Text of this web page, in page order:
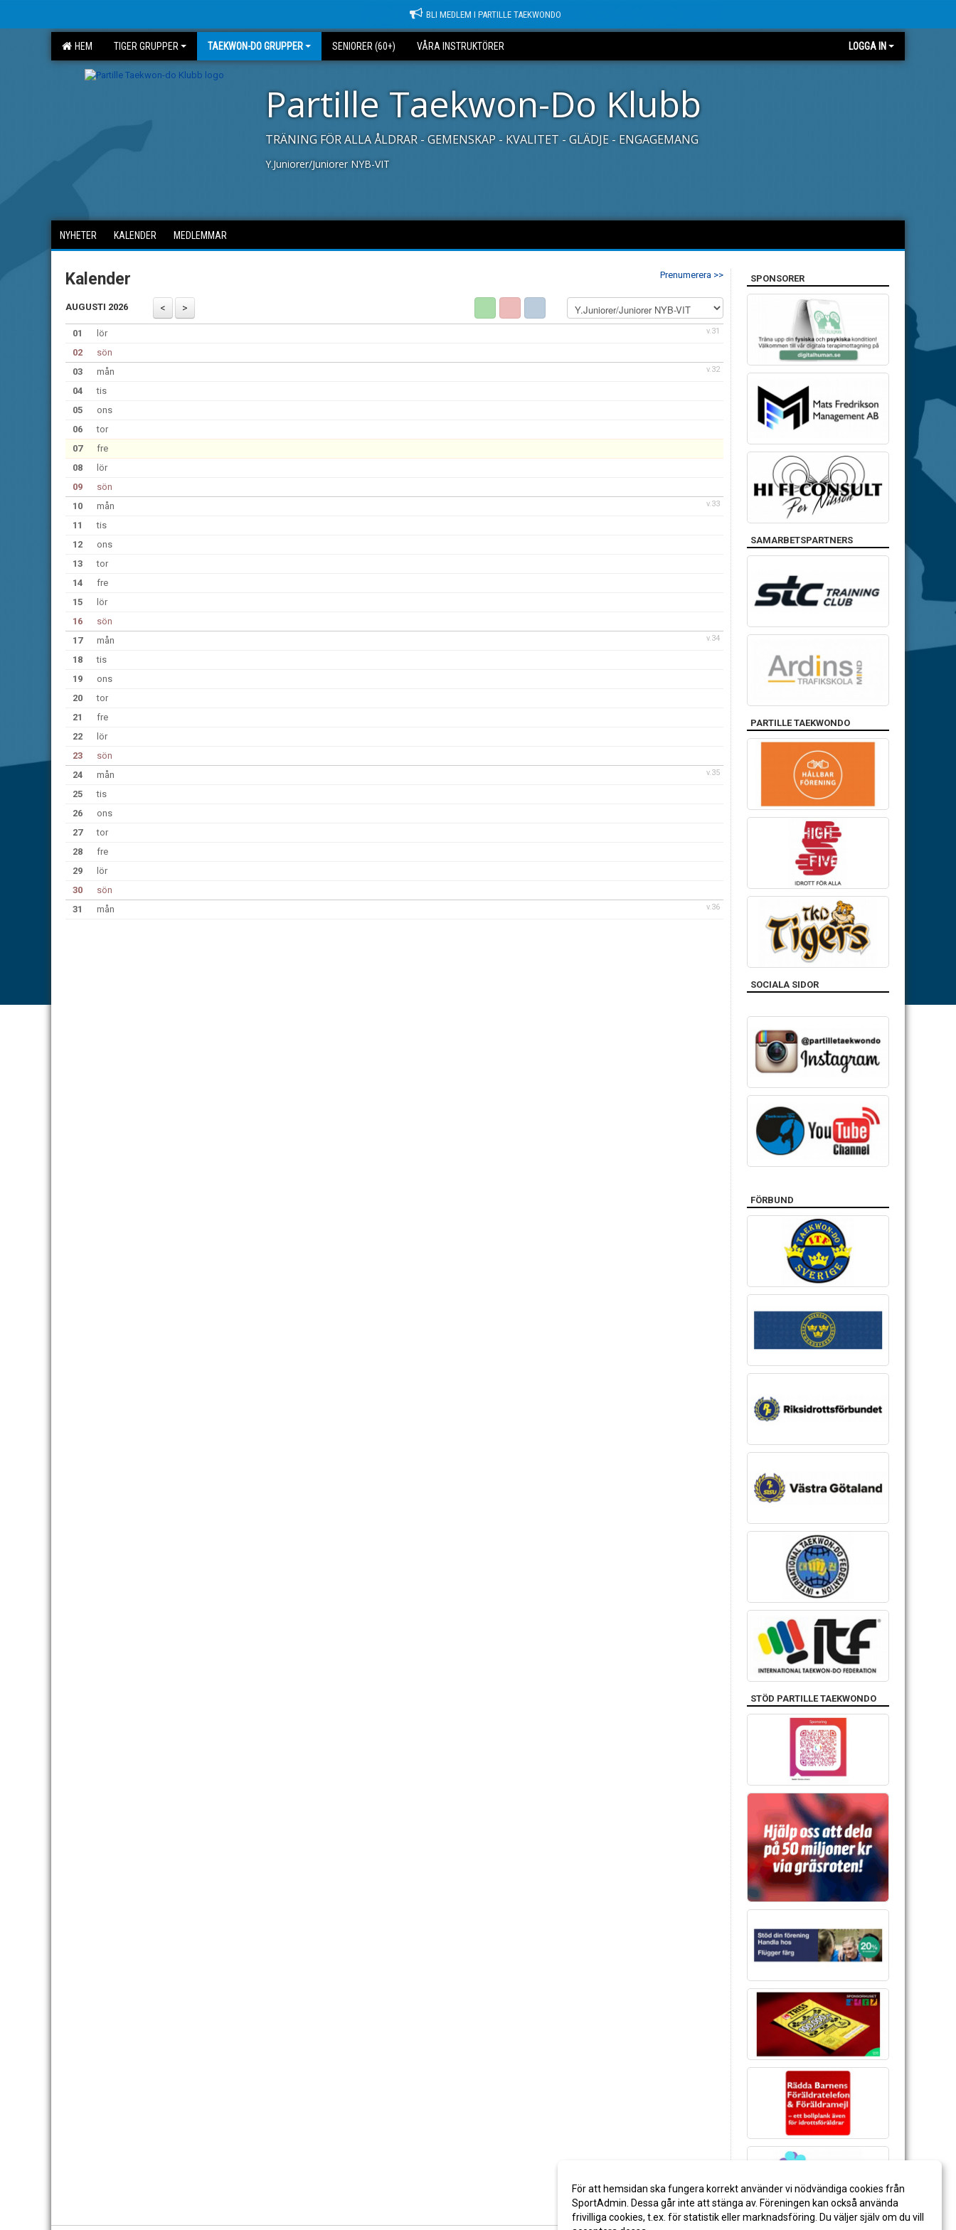
BLI MEDLEM I PARTILLE TAEKWONDO
HEM TIGER GRUPPER TAEKWON-DO GRUPPER SENIORER (60+) VÅRA INSTRUKTÖRER LOGGA IN
Partille Taekwon-Do Klubb
TRÄNING FÖR ALLA ÅLDRAR - GEMENSKAP - KVALITET - GLÄDJE - ENGAGEMANG
Y.Juniorer/Juniorer NYB-VIT
NYHETER KALENDER MEDLEMMAR
Prenumerera >>
Kalender
AUGUSTI 2026
v.31
01
lör
02
sön
v.32
03
mån
04
tis
05
ons
06
tor
07
fre
08
lör
09
sön
v.33
10
mån
11
tis
12
ons
13
tor
14
fre
15
lör
16
sön
v.34
17
mån
18
tis
19
ons
20
tor
21
fre
22
lör
23
sön
v.35
24
mån
25
tis
26
ons
27
tor
28
fre
29
lör
30
sön
v.36
31 mån
SPONSORER
SAMARBETSPARTNERS
PARTILLE TAEKWONDO
SOCIALA SIDOR
FÖRBUND
STÖD PARTILLE TAEKWONDO
För att hemsidan ska fungera korrekt använder vi nödvändiga cookies från
SportAdmin. Dessa går inte att stänga av. Föreningen kan också använda
frivilliga cookies, t.ex. för statistik eller marknadsföring. Du väljer själv om du vill